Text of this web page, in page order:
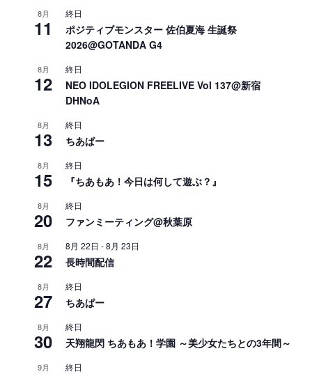
8月
11
終日
ポジティブモンスター 佐伯夏海 生誕祭
2026@GOTANDA G4
8月
12
終日
NEO IDOLEGION FREELIVE Vol 137@新宿
DHNoA
8月
13
終日
ちあぱー
8月
15
終日
『ちあもあ！今日は何して遊ぶ？』
8月
20
終日
ファンミーティング@秋葉原
8月
22
8月 22日 -8月 23日
長時間配信
8月
27
終日
ちあぱー
8月
30
終日
天翔龍閃 ちあもあ！学園 ～美少女たちとの3年間～
9月 終日